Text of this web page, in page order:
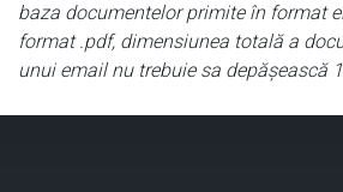
baza documentelor primite în format
format .pdf, dimensiunea totală a
unui email nu trebuie sa depășească